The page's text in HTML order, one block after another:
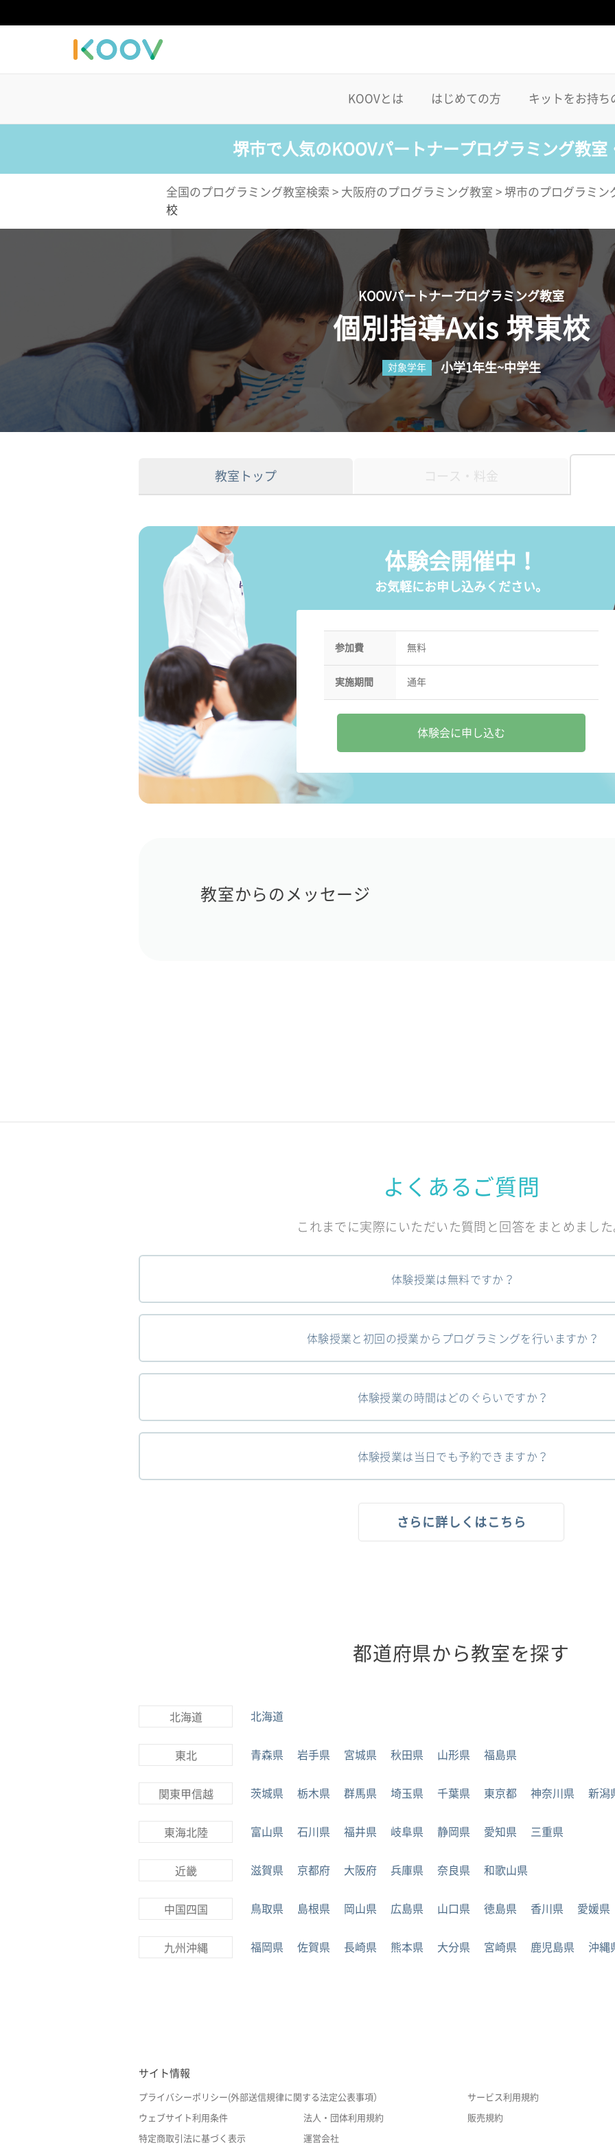
KOOVとは はじめての方 キットをお持ち
堺市で人気のKOOVパートナープログラミング教室
全国のプログラミング教室検索 > 大阪府のプログラミング教室 > 堺市のプログラミン
校
KOOVパートナープログラミング教室
個別指導Axis 堺東校
対象学年 小学1年生~中学生
教室トップ コース・料金
体験会開催中！
お気軽にお申し込みください。
参加費 無料
実施期間 通年
体験会に申し込む
教室からのメッセージ
よくあるご質問
これまでに実際にいただいた質問と回答をまとめまし
体験授業は無料ですか？
体験授業と初回の授業からプログラミングを行いますか？
体験授業の時間はどのぐらいですか？
体験授業は当日でも予約できますか？
さらに詳しくはこちら
都道府県から教室を探す
北海道 北海道
東北 青森県 岩手県 宮城県 秋田県 山形県 福島県
関東甲信越 茨城県 栃木県 群馬県 埼玉県 千葉県 東京都 神奈川県 新潟
東海北陸 富山県 石川県 福井県 岐阜県 静岡県 愛知県 三重県
近畿 滋賀県 京都府 大阪府 兵庫県 奈良県 和歌山県
中国四国 鳥取県 島根県 岡山県 広島県 山口県 徳島県 香川県 愛媛県
九州沖縄 福岡県 佐賀県 長崎県 熊本県 大分県 宮崎県 鹿児島県 沖縄
サイト情報
プライバシーポリシー(外部送信規律に関する法定公表事項） サービス利用規約
ウェブサイト利用条件 法人・団体利用規約 販売規約
特定商取引法に基づく表示 運営会社